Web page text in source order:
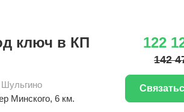
ключ в КП
Шульгино
Минского, 6 км.
122
142